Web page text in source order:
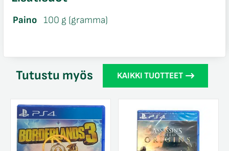
Paino 100 g (gramma)
Tutustu myös KAIKKI TUOTTEET